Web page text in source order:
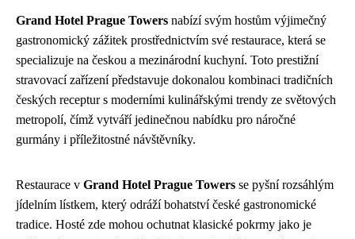
Grand Hotel Prague Towers nabízí svým hostům výjimečný
gastronomický zážitek prostřednictvím své restaurace, která se
specializuje na českou a mezinárodní kuchyní. Toto prestižní
stravovací zařízení představuje dokonalou kombinaci tradičních
českých receptur s moderními kulinářskými trendy ze světových
metropolí, čímž vytváří jedinečnou nabídku pro náročné
gurmány i příležitostné návštěvníky.
Restaurace v Grand Hotel Prague Towers se pyšní rozsáhlým
jídelním lístkem, který odráží bohatství české gastronomické
tradice. Hosté zde mohou ochutnat klasické pokrmy jako je